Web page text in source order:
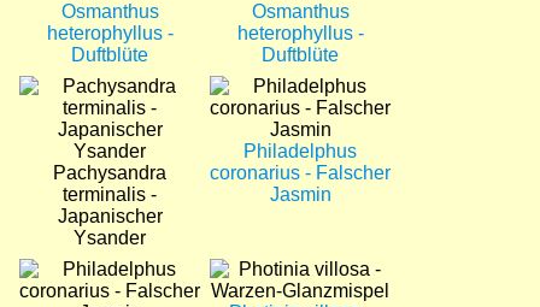
Osmanthus
heterophyllus -
Duftblüte
Osmanthus
heterophyllus -
Duftblüte
Bild
Pachysandra
terminalis -
Japanischer
Ysander
Bild
Philadelphus
coronarius - Falscher
Jasmin
Bild Bild